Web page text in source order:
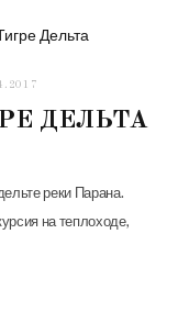
ДЕЛЬТА
реки Парана.
на теплоходе,